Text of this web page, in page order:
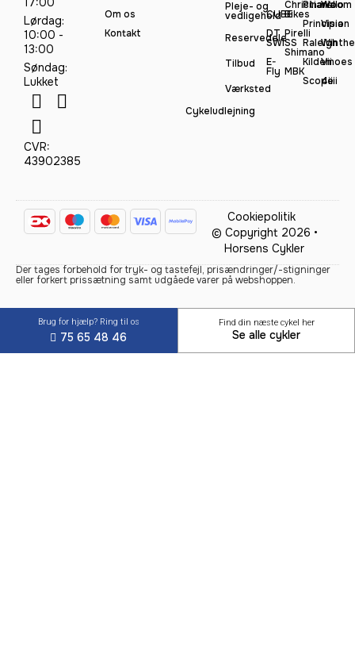
Lørdag:
10:00 -
13:00
Søndag:
Lukket
CVR:
43902385
Om os
Kontakt
Pleje- og
vedligehold
Reservedele
Tilbud
Værksted
Cykeludlejning
CUBE
DT
SWISS
E-
Fly
Christiania
Bikes
Pirelli
Shimano
MBK
Pinarello
Principia
Raleigh
Kildemoes
Scope
Woom
Vision
Vii
4iiii
Cookiepolitik
© Copyright 2026 •
Horsens Cykler
Der tages forbehold for tryk- og tastefejl, prisændringer/-stigninger
eller forkert prissætning samt udgåede varer på webshoppen.
Brug for hjælp? Ring til os
75 65 48 46
Find din næste cykel her
Se alle cykler